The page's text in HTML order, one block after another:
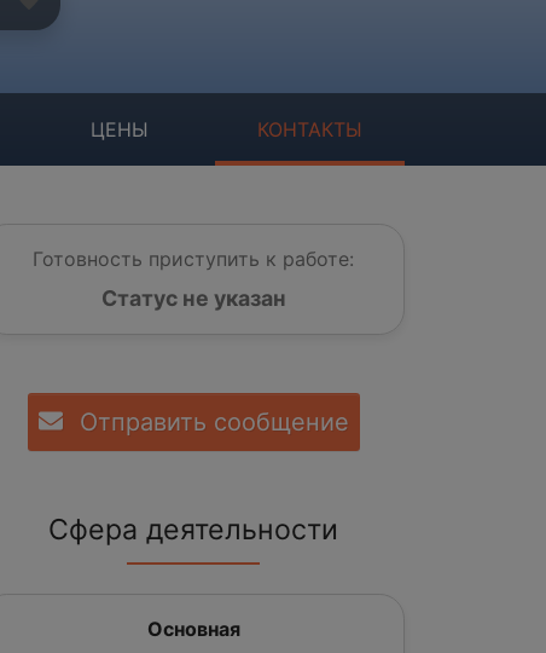
ЦЕНЫ КОНТАКТЫ
Готовность приступить к работе:
Статус не указан
Отправить сообщение
Сфера деятельности
Основная